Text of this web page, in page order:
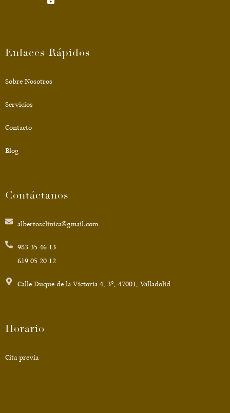
Enlaces Rápidos
Sobre Nosotros
Servicios
Contacto
Blog
Contáctanos
albertosclinica@gmail.com
983 35 46 13
619 05 20 12
Calle Duque de la Victoria 4, 3°, 47001, Valladolid
Horario
Cita previa